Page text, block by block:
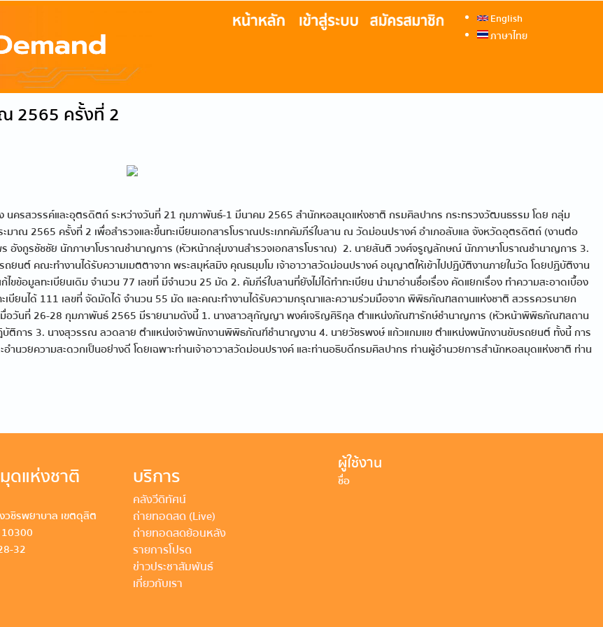
English
ภาษาไทย
ณ 2565 ครั้งที่ 2
นครสวรรค์และอุตรดิตถ์ ระหว่างวันที่ 21 กุมภาพันธ์-1 มีนาคม 2565 สำนักหอสมุดแห่งชาติ กรมศิลปากร กระทรวงวัฒนธรรม โดย กลุ่ม
ะมาณ 2565 ครั้งที่ 2 เพื่อสำรวจและขึ้นทะเบียนเอกสารโบราณประเภทคัมภีร์ใบลาน ณ วัดม่อนปรางค์ อำเภอลับแล จังหวัดอุตรดิตถ์ (งานต่อ
อังกูรชัชชัย นักภาษาโบราณชำนาญการ (หัวหน้ากลุ่มงานสำรวจเอกสารโบราณ) 2. นายสันติ วงศ์จรูญลักษณ์ นักภาษาโบราณชำนาญการ 3.
นต์ คณะทำงานได้รับความเมตตาจาก พระสมุห์สมิง คุณธมฺมโม เจ้าอาวาสวัดม่อนปรางค์ อนุญาตให้เข้าไปปฏิบัติงานภายในวัด โดยปฏิบัติงาน
ขข้อมูลทะเบียนเดิม จำนวน 77 เลขที่ มีจำนวน 25 มัด 2. คัมภีร์ใบลานที่ยังไม่ได้ทำทะเบียน นำมาอ่านชื่อเรื่อง คัดแยกเรื่อง ทำความสะอาดเบื้อง
บียนได้ 111 เลขที่ จัดมัดได้ จำนวน 55 มัด และคณะทำงานได้รับความกรุณาและความร่วมมือจาก พิพิธภัณฑสถานแห่งชาติ สวรรควรนายก
มื่อวันที่ 26-28 กุมภาพันธ์ 2565 มีรายนามดังนี้ 1. นางสาวสุกัญญา พงศ์เจริญศิริกุล ตำแหน่งภัณฑารักษ์ชำนาญการ (หัวหน้าพิพิธภัณฑสถาน
ติการ 3. นางสุวรรณ ลวดลาย ตำแหน่งเจ้าพนักงานพิพิธภัณฑ์ชำนาญงาน 4. นายวัชรพงษ์ แก้วแกมแข ตำแหน่งพนักงานขับรถยนต์ ทั้งนี้ การ
นวยความสะดวกเป็นอย่างดี โดยเฉพาะท่านเจ้าอาวาสวัดม่อนปรางค์ และท่านอธิบดีกรมศิลปากร ท่านผู้อำนวยการสำนักหอสมุดแห่งชาติ ท่าน
ดแห่งชาติ
วชิรพยาบาล เขตดุสิต
32
บริการ
คลังวีดิทัศน์
ถ่ายทอดสด (Live)
ถ่ายทอดสดย้อนหลัง
รายการโปรด
ข่าวประชาสัมพันธ์
เกี่ยวกับเรา
ผู้ใช้งาน
ชื่อ